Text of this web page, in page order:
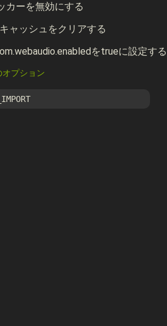
カーを無効にする
ャッシュをクリアする
をtrueに設定する
プション